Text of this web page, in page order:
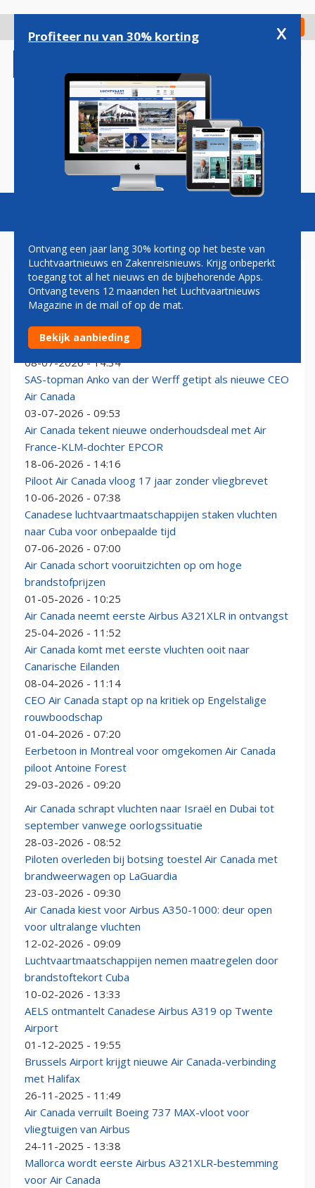
gaan
Check in
Magazine Podcasts Vacatures
AIR CANADA
Anko van der Werff verruilt SAS begin 2027 voor Air
Canada
08-07-2026 - 14:34
SAS-topman Anko van der Werff getipt als nieuwe CEO
Air Canada
03-07-2026 - 09:53
Air Canada tekent nieuwe onderhoudsdeal met Air
France-KLM-dochter EPCOR
18-06-2026 - 14:16
Piloot Air Canada vloog 17 jaar zonder vliegbrevet
10-06-2026 - 07:38
Canadese luchtvaartmaatschappijen staken vluchten
naar Cuba voor onbepaalde tijd
07-06-2026 - 07:00
Air Canada schort vooruitzichten op om hoge
brandstofprijzen
01-05-2026 - 10:25
Air Canada neemt eerste Airbus A321XLR in ontvangst
25-04-2026 - 11:52
Air Canada komt met eerste vluchten ooit naar
Canarische Eilanden
08-04-2026 - 11:14
CEO Air Canada stapt op na kritiek op Engelstalige
rouwboodschap
01-04-2026 - 07:20
Eerbetoon in Montreal voor omgekomen Air Canada
piloot Antoine Forest
29-03-2026 - 09:20
Air Canada schrapt vluchten naar Israël en Dubai tot
september vanwege oorlogssituatie
28-03-2026 - 08:52
Piloten overleden bij botsing toestel Air Canada met
brandweerwagen op LaGuardia
23-03-2026 - 09:30
Air Canada kiest voor Airbus A350-1000: deur open
voor ultralange vluchten
12-02-2026 - 09:09
Luchtvaartmaatschappijen nemen maatregelen door
brandstoftekort Cuba
10-02-2026 - 13:33
AELS ontmantelt Canadese Airbus A319 op Twente
Airport
01-12-2025 - 19:55
Brussels Airport krijgt nieuwe Air Canada-verbinding
met Halifax
26-11-2025 - 11:49
Air Canada verruilt Boeing 737 MAX-vloot voor
vliegtuigen van Airbus
24-11-2025 - 13:38
Mallorca wordt eerste Airbus A321XLR-bestemming
voor Air Canada
Profiteer nu van 30% korting x
Ontvang een jaar lang 30% korting op het beste van
Luchtvaartnieuws en Zakenreisnieuws. Krijg onbeperkt
toegang tot al het nieuws en de bijbehorende Apps.
Ontvang tevens 12 maanden het Luchtvaartnieuws
Magazine in de mail of op de mat.
Bekijk aanbieding